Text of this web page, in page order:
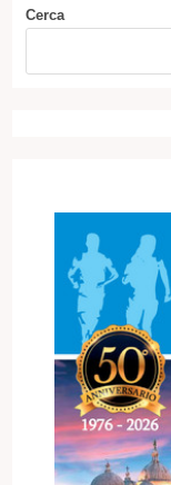
Cerca